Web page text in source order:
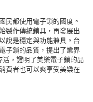
民都使用電子鎖的國度。
製作傳統鎖具，再發展出
說是穩定與功能兼具。台
子鎖的品質，提出了業界
，證明了美樂電子鎖的品
費者也可以爽享受美樂在